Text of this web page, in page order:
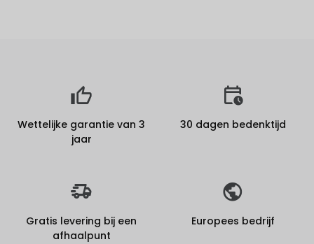
Wettelijke garantie van 3
jaar
30 dagen bedenktijd
Gratis levering bij een
afhaalpunt
Europees bedrijf